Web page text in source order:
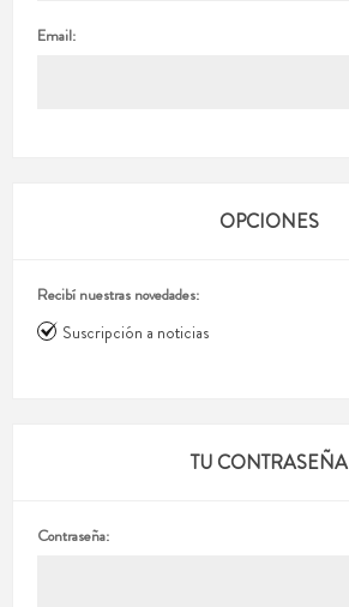
Email:
OPCIONES
Recibí nuestras novedades:
Suscripción a noticias
TU CONTRASEÑA
Contraseña: